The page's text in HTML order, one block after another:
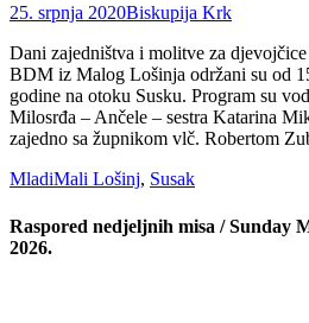
Posted
25. srpnja 2020Author
Biskupija Krk
Dani zajedništva i molitve za
BDM iz Malog Lošinja održani su od
godine na otoku Susku. Program su
Milosrđa – Ančele – sestra Katarina
zajedno sa župnikom vlč. Robertom
Categories
MladiTags
Mali Lošinj, Susak
Raspored nedjeljnih misa / Sunday
2026.